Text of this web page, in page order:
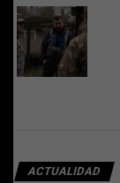
ACTUALIDAD